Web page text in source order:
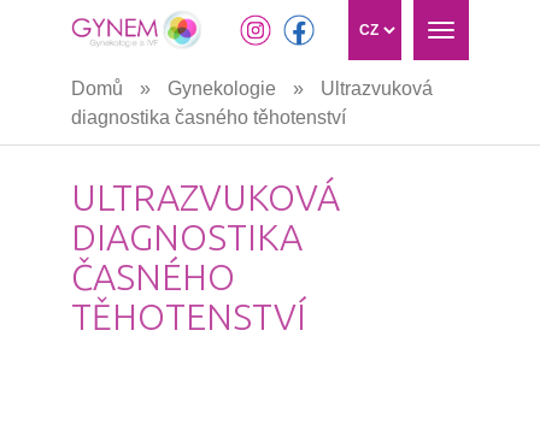
Toggle
navigation
Domů
» Gynekologie »
Ultrazvuková
diagnostika časného těhotenství
ULTRAZVUKOVÁ
DIAGNOSTIKA
ČASNÉHO
TĚHOTENSTVÍ